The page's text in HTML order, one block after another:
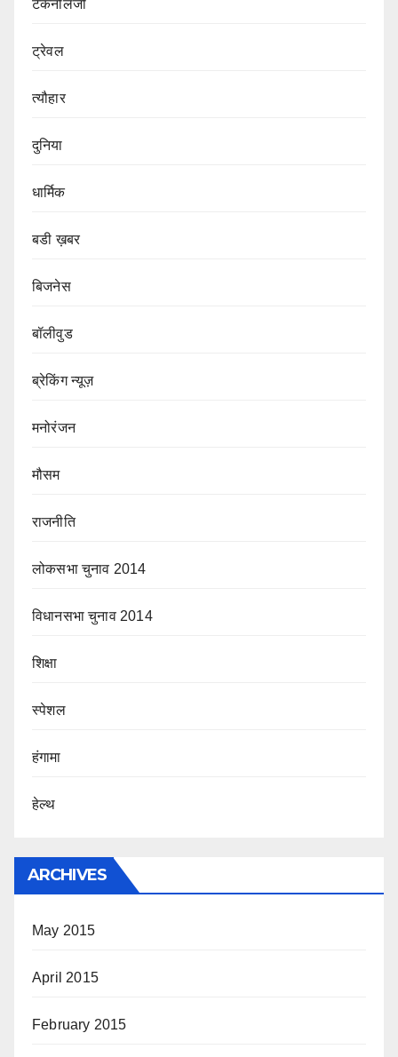
टैकनोलजी
ट्रेवल
त्यौहार
दुनिया
धार्मिक
बडी ख़बर
बिजनेस
बॉलीवुड
ब्रेकिंग न्यूज़
मनोरंजन
मौसम
राजनीति
लोकसभा चुनाव 2014
विधानसभा चुनाव 2014
शिक्षा
स्पेशल
हंगामा
हेल्थ
ARCHIVES
May 2015
April 2015
February 2015